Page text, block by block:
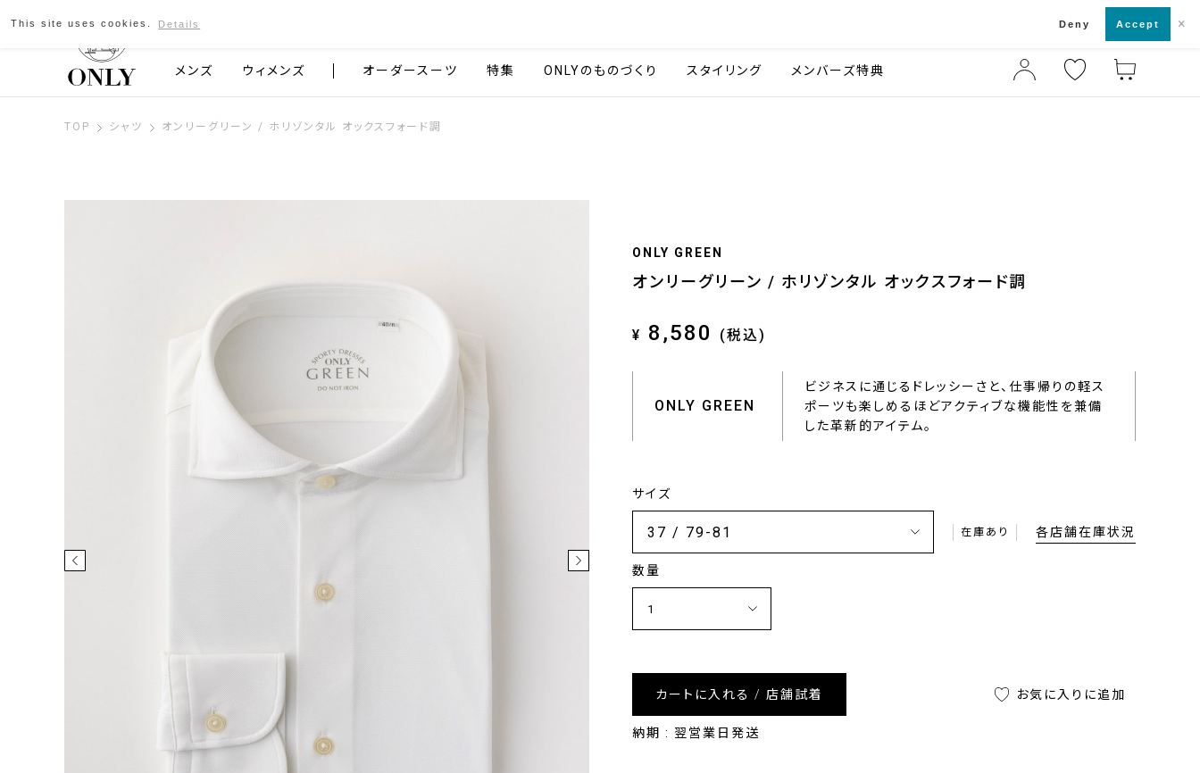
京都発のスーツブランド ONLY
メンズ ウィメンズ オーダースーツ 特集 ONLYのものづくり スタイリング メンバーズ特典
TOP シャツ オンリーグリーン / ホリゾンタル オックスフォード調
ONLY GREEN
オンリーグリーン / ホリゾンタル オックスフォード調
¥ 8,580 (税込)
ONLY GREEN
ビジネスに通じるドレッシーさと、仕事帰りの軽ス
ポーツも楽しめるほどアクティブな機能性を兼備
した革新的アイテム。
サイズ
在庫あり 各店舗在庫状況
数量
カートに入れる / 店舗試着
納期 : 翌営業日発送
お気に入りに追加
This site uses cookies. Details Deny Accept ×